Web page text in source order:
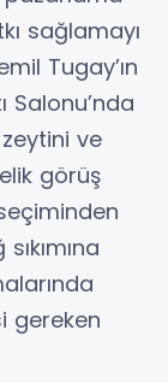
sağlamayı
Tugay’ın
ve
görüş
gereken